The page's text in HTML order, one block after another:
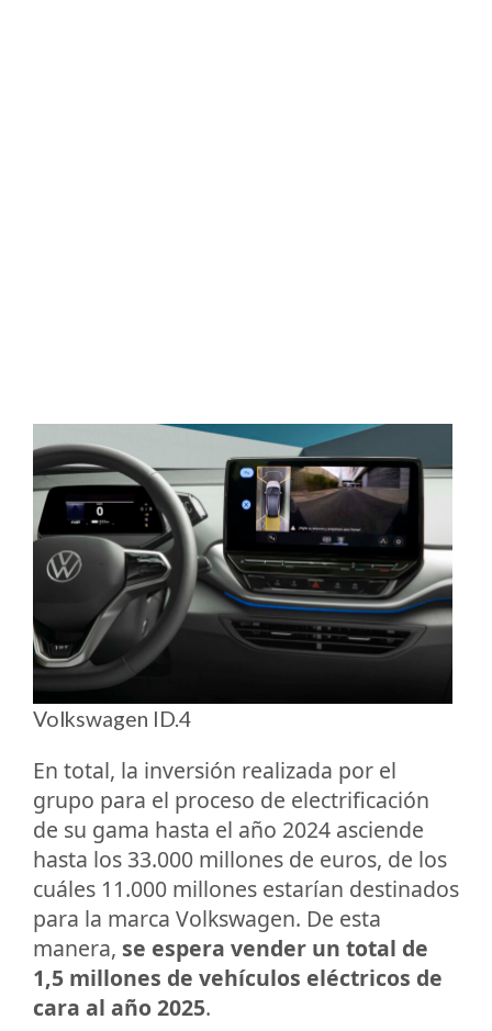
Volkswagen ID.4
En total, la inversión realizada por el
grupo para el proceso de electrificación
de su gama hasta el año 2024 asciende
hasta los 33.000 millones de euros, de los
cuáles 11.000 millones estarían destinados
para la marca Volkswagen. De esta
manera, se espera vender un total de
1,5 millones de vehículos eléctricos de
cara al año 2025.